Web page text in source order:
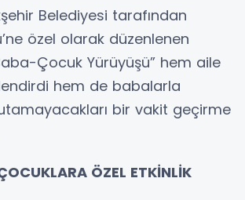
Belediyesi tarafından
özel olarak düzenlenen
Çocuk Yürüyüşü” hem aile
hem de babalarla
bir vakit geçirme
ÖZEL ETKİNLİK